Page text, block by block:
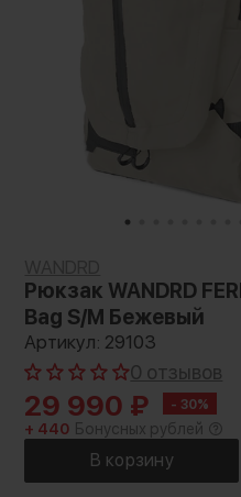
Рюкзак WANDRD
Bag S/M Бежевый
Артикул: 29103
0 отзывов
29 990 ₽ - 30%
+ 440 Бонусных рублей